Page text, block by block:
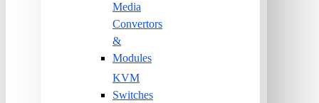
Media
Convertors
&
Modules
KVM
Switches